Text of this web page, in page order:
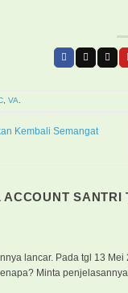
, VA.
Kembali Semangat
SANTRI
lancar. Pada tgl 13
Minta